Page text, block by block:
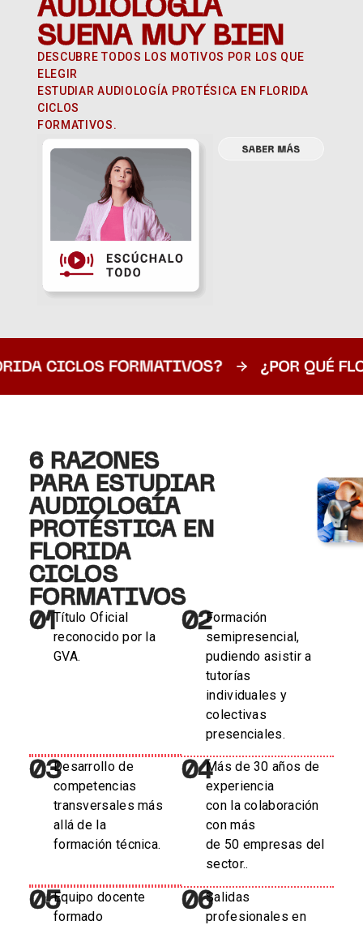
SUENA MUY BIEN
DESCUBRE TODOS LOS MOTIVOS POR LOS QUE
ELEGIR
ESTUDIAR AUDIOLOGÍA PROTÉSICA EN FLORIDA
CICLOS
FORMATIVOS.
01Título Oficial
reconocido por la
GVA.
02Formación
semipresencial,
pudiendo asistir a
tutorías
individuales y
colectivas
presenciales.
03Desarrollo de
competencias
transversales más
allá de la
formación técnica.
04Más de 30 años de
experiencia
con la colaboración
con más
de 50 empresas del
sector..
05Equipo docente
formado
06Salidas
profesionales en
6 RAZONES
PARA ESTUDIAR
AUDIOLOGÍA
PROTÉSTICA EN
FLORIDA
CICLOS
FORMATIVOS